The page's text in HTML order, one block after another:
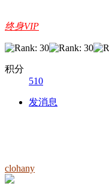
终身VIP
积分
510
发消息
clohany